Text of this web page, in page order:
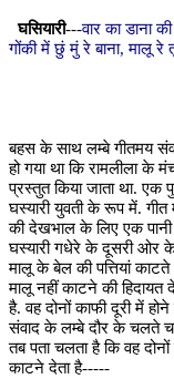
घसियारी---वार का डाना
गोंकी में छुं मुं रे बाना, मालू
इस तरह
बहस के साथ लम्बे गीतमय
हो गया था कि रामलीला के
प्रस्तुत किया जाता था. एक
घस्यारी युवती के रूप में.
की देखभाल के लिए एक
घस्यारी गधेरे के दूसरी ओर
मालू के बेल की पत्तियां
मालू नहीं काटने की हिदायत
है. वह दोनों काफी दूरी में
संवाद के लम्बे दौर के चलते
तब पता चलता है कि वह
काटने